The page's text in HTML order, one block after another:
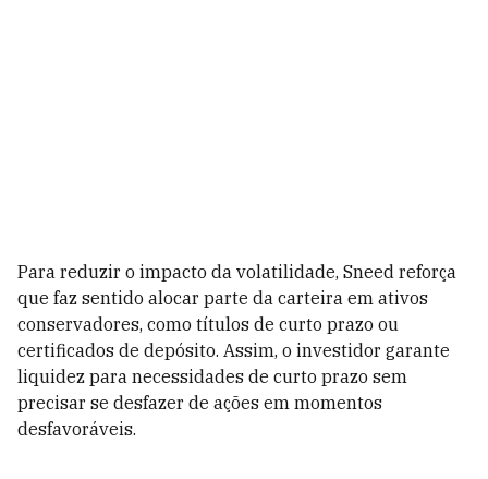
Para reduzir o impacto da volatilidade, Sneed reforça
que faz sentido alocar parte da carteira em ativos
conservadores, como títulos de curto prazo ou
certificados de depósito. Assim, o investidor garante
liquidez para necessidades de curto prazo sem
precisar se desfazer de ações em momentos
desfavoráveis.